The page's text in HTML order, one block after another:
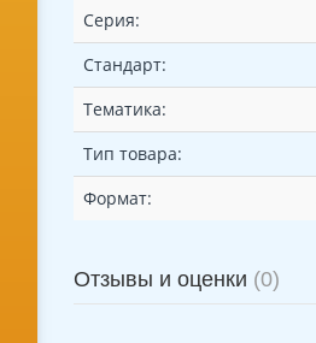
Серия:
Стандарт:
Тематика:
Тип товара:
Формат:
Отзывы и оценки (0)